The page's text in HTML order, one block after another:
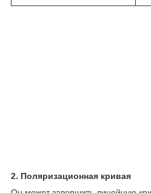
2. Поляризационная кривая